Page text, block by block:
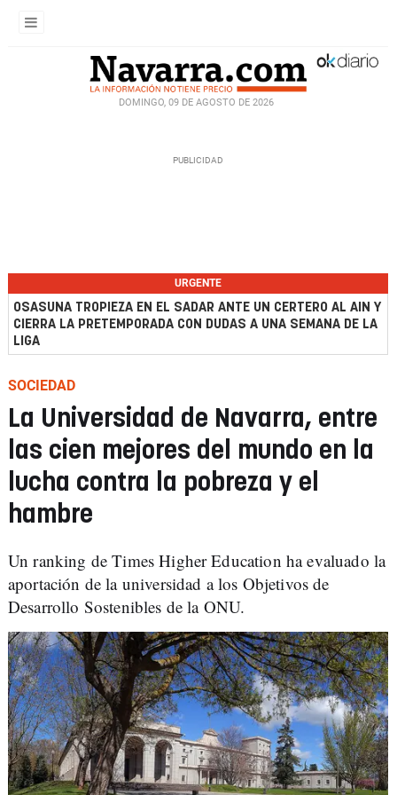
DOMINGO, 09 DE AGOSTO DE 2026
URGENTE
OSASUNA TROPIEZA EN EL SADAR ANTE UN CERTERO AL AIN Y
CIERRA LA PRETEMPORADA CON DUDAS A UNA SEMANA DE LA
LIGA
SOCIEDAD
La Universidad de Navarra, entre
las cien mejores del mundo en la
lucha contra la pobreza y el
hambre
Un ranking de Times Higher Education ha evaluado la
aportación de la universidad a los Objetivos de
Desarrollo Sostenibles de la ONU.